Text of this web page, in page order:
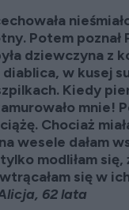
Potem poznał
dziewczyna z
diablica, w kusej
Kiedy
mnie!
Chociaż
wesele dałam
modliłam się,
się w
62 lata